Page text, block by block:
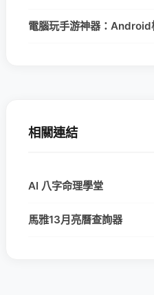
電腦玩手游神器：
相關連結
AI 八字命理學堂
馬雅13月亮曆查詢器